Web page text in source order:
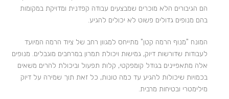
הם הגיבורים הלא מוכרים שמבצעים עבודה קפדנית ומדויקת במקומות
בהם מנופים גדולים פשוט לא יכולים להגיע.
המונח "מנוף הרמה קטן" מתייחס למגוון רחב של ציוד הרמה המיועד
לעבודות שדורשות דיוק, גמישות ויכולת תמרון במרחבים מוגבלים. מנופים
אלה מתאפיינים בגודל קומפקטי, קלות תפעול וביכולת להרים משאים
בכמויות שיכולות להגיע עד כמה טונות, כל זאת תוך שמירה על דיוק
מילימטרי ובטיחות מרבית.